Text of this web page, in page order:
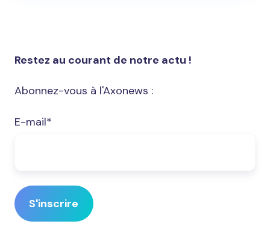
Restez au courant de notre actu !
Abonnez-vous à l'Axonews :
E-mail*